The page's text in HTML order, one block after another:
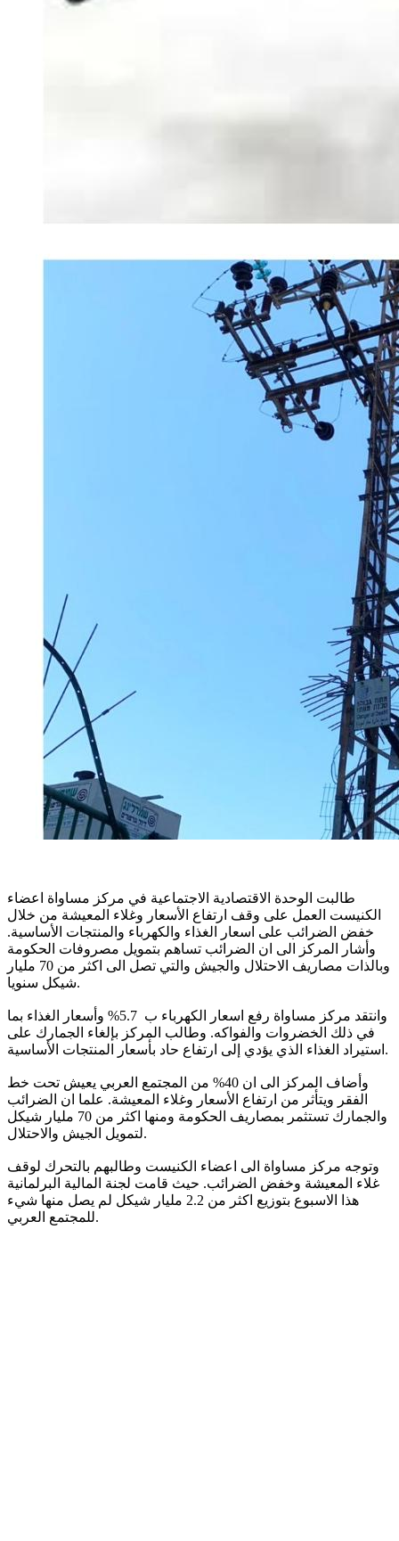
طالبت الوحدة الاقتصادية الاجتماعية في مركز مساواة اعضاء
الكنيست العمل على وقف ارتفاع الأسعار وغلاء المعيشة من خلال
خفض الضرائب على اسعار الغذاء والكهرباء والمنتجات الأساسية.
وأشار المركز الى ان الضرائب تساهم بتمويل مصروفات الحكومة
وبالذات مصاريف الاحتلال والجيش والتي تصل الى اكثر من 70 مليار
شيكل سنويا.
وانتقد مركز مساواة رفع اسعار الكهرباء ب 5.7% وأسعار الغذاء بما
في ذلك الخضروات والفواكه. وطالب المركز بإلغاء الجمارك على
استيراد الغذاء الذي يؤدي إلى ارتفاع حاد بأسعار المنتجات الأساسية.
وأضاف المركز الى ان 40% من المجتمع العربي يعيش تحت خط
الفقر ويتأثر من ارتفاع الأسعار وغلاء المعيشة. علما ان الضرائب
والجمارك تستثمر بمصاريف الحكومة ومنها اكثر من 70 مليار شيكل
لتمويل الجيش والاحتلال.
وتوجه مركز مساواة الى اعضاء الكنيست وطالبهم بالتحرك لوقف
غلاء المعيشة وخفض الضرائب. حيث قامت لجنة المالية البرلمانية
هذا الاسبوع بتوزيع اكثر من 2.2 مليار شيكل لم يصل منها شيء
للمجتمع العربي.